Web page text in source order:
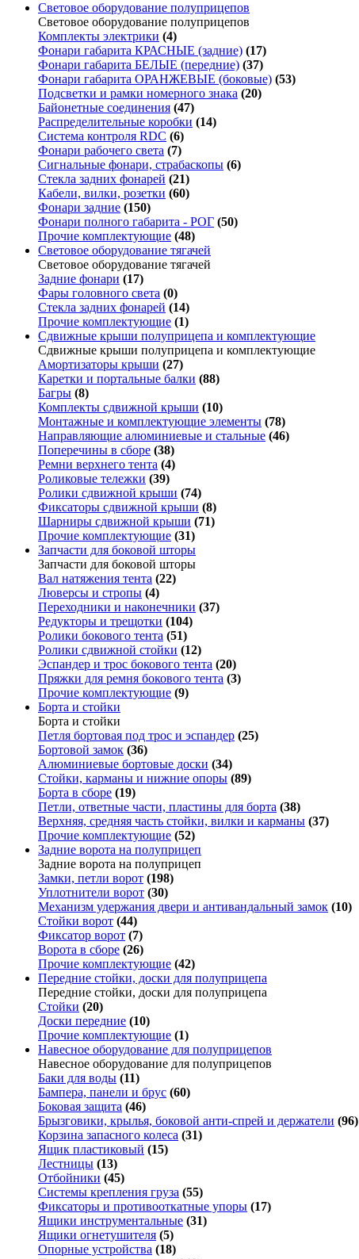
Световое оборудование полуприцепов
Световое оборудование полуприцепов
Комплекты электрики (4)
Фонари габарита КРАСНЫЕ (задние) (17)
Фонари габарита БЕЛЫЕ (передние) (37)
Фонари габарита ОРАНЖЕВЫЕ (боковые) (53)
Подсветки и рамки номерного знака (20)
Байонетные соединения (47)
Распределительные коробки (14)
Система контроля RDC (6)
Фонари рабочего света (7)
Сигнальные фонари, страбаскопы (6)
Стекла задних фонарей (21)
Кабели, вилки, розетки (60)
Фонари задние (150)
Фонари полного габарита - РОГ (50)
Прочие комплектующие (48)
Световое оборудование тягачей
Световое оборудование тягачей
Задние фонари (17)
Фары головного света (0)
Стекла задних фонарей (14)
Прочие комплектующие (1)
Сдвижные крыши полуприцепа и комплектующие
Сдвижные крыши полуприцепа и комплектующие
Амортизаторы крыши (27)
Каретки и портальные балки (88)
Багры (8)
Комплекты сдвижной крыши (10)
Монтажные и комплектующие элементы (78)
Направляющие алюминиевые и стальные (46)
Поперечины в сборе (38)
Ремни верхнего тента (4)
Роликовые тележки (39)
Ролики сдвижной крыши (74)
Фиксаторы сдвижной крыши (8)
Шарниры сдвижной крыши (71)
Прочие комплектующие (31)
Запчасти для боковой шторы
Запчасти для боковой шторы
Вал натяжения тента (22)
Люверсы и стропы (4)
Переходники и наконечники (37)
Редукторы и трещотки (104)
Ролики бокового тента (51)
Ролики сдвижной стойки (12)
Эспандер и трос бокового тента (20)
Пряжки для ремня бокового тента (3)
Прочие комплектующие (9)
Борта и стойки
Борта и стойки
Петля бортовая под трос и эспандер (25)
Бортовой замок (36)
Алюминиевые бортовые доски (34)
Стойки, карманы и нижние опоры (89)
Борта в сборе (19)
Петли, ответные части, пластины для борта (38)
Верхняя, средняя часть стойки, вилки и карманы (37)
Прочие комплектующие (52)
Задние ворота на полуприцеп
Задние ворота на полуприцеп
Замки, петли ворот (198)
Уплотнители ворот (30)
Механизм удержания двери и антивандальный замок (10)
Стойки ворот (44)
Фиксатор ворот (7)
Ворота в сборе (26)
Прочие комплектующие (42)
Передние стойки, доски для полуприцепа
Передние стойки, доски для полуприцепа
Стойки (20)
Доски передние (10)
Прочие комплектующие (1)
Навесное оборудование для полуприцепов
Навесное оборудование для полуприцепов
Баки для воды (11)
Бампера, панели и брус (60)
Боковая защита (46)
Брызговики, крылья, боковой анти-спрей и держатели (96)
Корзина запасного колеса (31)
Ящик пластиковый (15)
Лестницы (13)
Отбойники (45)
Системы крепления груза (55)
Фиксаторы и противооткатные упоры (17)
Ящики инструментальные (31)
Ящики огнетушителя (5)
Опорные устройства (18)